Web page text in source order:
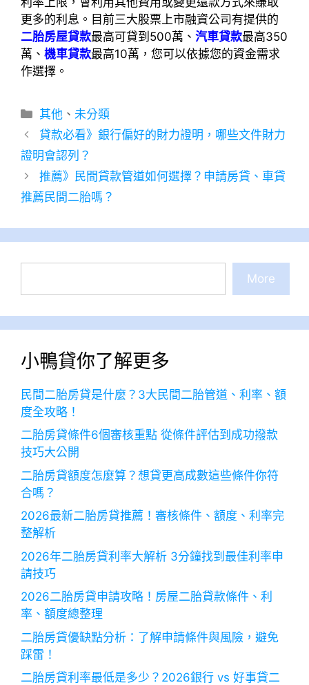
更多的利息。目前三大股票上市融資公司有提供的
二胎房屋貸款最高可貸到500萬、 汽車貸款最高350
萬、 機車貸款最高10萬，您可以依據您的資金需求
作選擇。
分
類
其他 、 未分類
貸款必看》銀行偏好的財力證明，哪些文件財力
證明會認列？
推薦》民間貸款管道如何選擇？申請房貸、車貸
推薦民間二胎嗎？
More
小鴨貸你了解更多
民間二胎房貸是什麼？3大民間二胎管道、利率、額
度全攻略！
二胎房貸條件6個審核重點 從條件評估到成功撥款
技巧大公開
二胎房貸額度怎麼算？想貸更高成數這些條件你符
合嗎？
2026最新二胎房貸推薦！審核條件、額度、利率完
整解析
2026年二胎房貸利率大解析 3分鐘找到最佳利率申
請技巧
2026二胎房貸申請攻略！房屋二胎貸款條件、利
率、額度總整理
二胎房貸優缺點分析：了解申請條件與風險，避免
踩雷！
二胎房貸利率最低是多少？2026銀行 vs 好事貸二